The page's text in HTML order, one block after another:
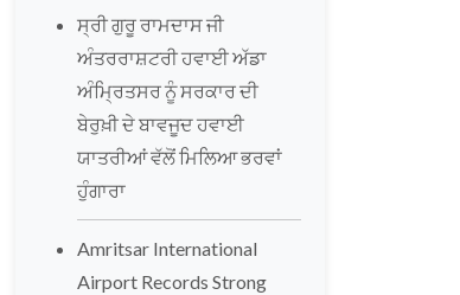
ਸ੍ਰੀ ਗੁਰੂ ਰਾਮਦਾਸ ਜੀ
ਅੰਤਰਰਾਸ਼ਟਰੀ ਹਵਾਈ ਅੱਡਾ
ਅੰਮ੍ਰਿਤਸਰ ਨੂੰ ਸਰਕਾਰ ਦੀ
ਬੇਰੁਖ਼ੀ ਦੇ ਬਾਵਜੂਦ ਹਵਾਈ
ਯਾਤਰੀਆਂ ਵੱਲੋਂ ਮਿਲਿਆ ਭਰਵਾਂ
ਹੁੰਗਾਰਾ
Amritsar International
Airport Records Strong